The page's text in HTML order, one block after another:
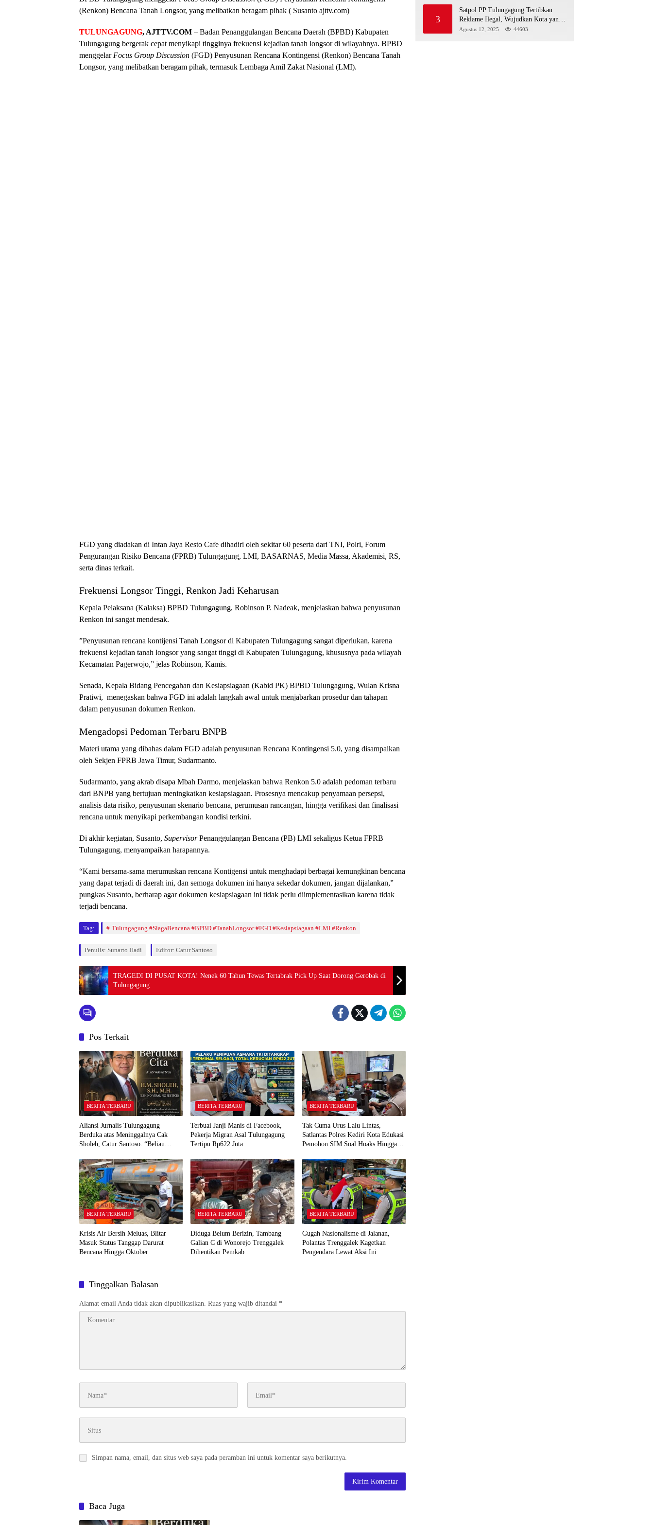
(Renkon) Bencana Tanah Longsor, yang melibatkan beragam pihak ( Susanto ajttv.com)
TULUNGAGUNG, AJTTV.COM – Badan Penanggulangan Bencana Daerah (BPBD) Kabupaten
Tulungagung bergerak cepat menyikapi tingginya frekuensi kejadian tanah longsor di wilayahnya. BPBD
menggelar Focus Group Discussion (FGD) Penyusunan Rencana Kontingensi (Renkon) Bencana Tanah
Longsor, yang melibatkan beragam pihak, termasuk Lembaga Amil Zakat Nasional (LMI).
​FGD yang diadakan di Intan Jaya Resto Cafe dihadiri oleh sekitar 60 peserta dari TNI, Polri, Forum
Pengurangan Risiko Bencana (FPRB) Tulungagung, LMI, BASARNAS, Media Massa, Akademisi, RS,
serta dinas terkait.
​Frekuensi Longsor Tinggi, Renkon Jadi Keharusan
​Kepala Pelaksana (Kalaksa) BPBD Tulungagung, Robinson P. Nadeak, menjelaskan bahwa penyusunan
Renkon ini sangat mendesak.
​”Penyusunan rencana kontijensi Tanah Longsor di Kabupaten Tulungagung sangat diperlukan, karena
frekuensi kejadian tanah longsor yang sangat tinggi di Kabupaten Tulungagung, khususnya pada wilayah
Kecamatan Pagerwojo,” jelas Robinson, Kamis.
​Senada, Kepala Bidang Pencegahan dan Kesiapsiagaan (Kabid PK) BPBD Tulungagung, Wulan Krisna
Pratiwi, menegaskan bahwa FGD ini adalah langkah awal untuk menjabarkan prosedur dan tahapan
dalam penyusunan dokumen Renkon.
​Mengadopsi Pedoman Terbaru BNPB
​Materi utama yang dibahas dalam FGD adalah penyusunan Rencana Kontingensi 5.0, yang disampaikan
oleh Sekjen FPRB Jawa Timur, Sudarmanto.
​Sudarmanto, yang akrab disapa Mbah Darmo, menjelaskan bahwa Renkon 5.0 adalah pedoman terbaru
dari BNPB yang bertujuan meningkatkan kesiapsiagaan. Prosesnya mencakup penyamaan persepsi,
analisis data risiko, penyusunan skenario bencana, perumusan rancangan, hingga verifikasi dan finalisasi
rencana untuk menyikapi perkembangan kondisi terkini.
​Di akhir kegiatan, Susanto, SupervisorPenanggulangan Bencana (PB) LMI sekaligus Ketua FPRB
Tulungagung, menyampaikan harapannya.
​“Kami bersama-sama merumuskan rencana Kontigensi untuk menghadapi berbagai kemungkinan bencana
yang dapat terjadi di daerah ini, dan semoga dokumen ini hanya sekedar dokumen, jangan dijalankan,”
pungkas Susanto, berharap agar dokumen kesiapsiagaan ini tidak perlu diimplementasikan karena tidak
terjadi bencana.
Tag: Tulungagung #SiagaBencana #BPBD #TanahLongsor #FGD #Kesiapsiagaan #LMI #Renkon
Penulis: Sunarto Hadi Editor: Catur Santoso
TRAGEDI DI PUSAT KOTA! Nenek 60 Tahun Tewas Tertabrak Pick Up Saat Dorong Gerobak di
Tulungagung
Pos Terkait
BERITA TERBARU
Aliansi Jurnalis Tulungagung
Berduka atas Meninggalnya Cak
Sholeh, Catur Santoso: “Beliau
BERITA TERBARU
Terbuai Janji Manis di Facebook,
Pekerja Migran Asal Tulungagung
Tertipu Rp622 Juta
BERITA TERBARU
Tak Cuma Urus Lalu Lintas,
Satlantas Polres Kediri Kota Edukasi
Pemohon SIM Soal Hoaks Hingga
BERITA TERBARU
Krisis Air Bersih Meluas, Blitar
Masuk Status Tanggap Darurat
Bencana Hingga Oktober
BERITA TERBARU
Diduga Belum Berizin, Tambang
Galian C di Wonorejo Trenggalek
Dihentikan Pemkab
BERITA TERBARU
Gugah Nasionalisme di Jalanan,
Polantas Trenggalek Kagetkan
Pengendara Lewat Aksi Ini
Tinggalkan Balasan
Alamat email Anda tidak akan dipublikasikan. Ruas yang wajib ditandai *
Simpan nama, email, dan situs web saya pada peramban ini untuk komentar saya berikutnya.
Baca Juga
3
Satpol PP Tulungagung Tertibkan
Reklame Ilegal, Wujudkan Kota yang
Rapi dan Indah
Agustus 12, 2025 44603